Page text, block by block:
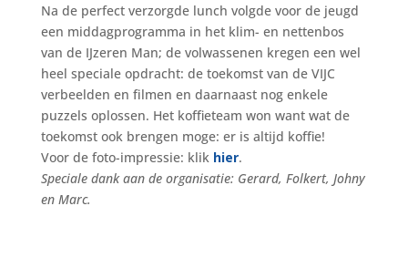
Na de perfect verzorgde lunch volgde voor de jeugd
een middagprogramma in het klim- en nettenbos
van de IJzeren Man; de volwassenen kregen een wel
heel speciale opdracht: de toekomst van de VIJC
verbeelden en filmen en daarnaast nog enkele
puzzels oplossen. Het koffieteam won want wat de
toekomst ook brengen moge: er is altijd koffie!
Voor de foto-impressie: klik hier.
Speciale dank aan de organisatie: Gerard, Folkert, Johny
en Marc.